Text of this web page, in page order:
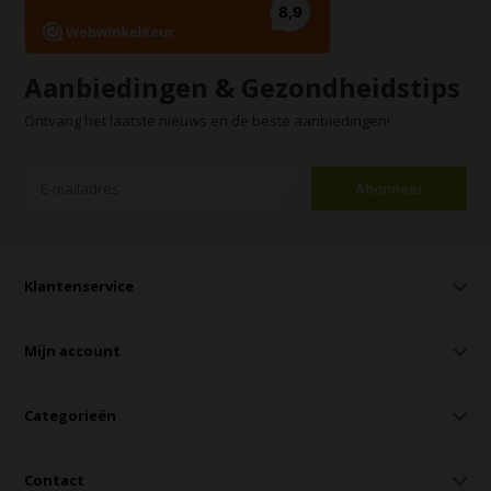
Aanbiedingen & Gezondheidstips
Ontvang het laatste nieuws en de beste aanbiedingen!
Abonneer
Klantenservice
Mijn account
Categorieën
Contact